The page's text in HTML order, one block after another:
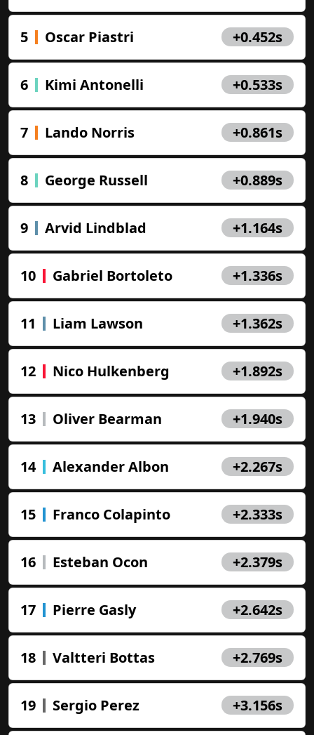
5 Oscar Piastri +0.452s
6 Kimi Antonelli +0.533s
7 Lando Norris +0.861s
8 George Russell +0.889s
9 Arvid Lindblad +1.164s
10 Gabriel Bortoleto +1.336s
11 Liam Lawson +1.362s
12 Nico Hulkenberg +1.892s
13 Oliver Bearman +1.940s
14 Alexander Albon +2.267s
15 Franco Colapinto +2.333s
16 Esteban Ocon +2.379s
17 Pierre Gasly +2.642s
18 Valtteri Bottas +2.769s
19 Sergio Perez +3.156s